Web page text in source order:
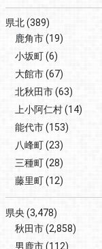
県北(389)
鹿角市(19)
小坂町(6)
大館市(67)
北秋田市(63)
上小阿仁村(14)
能代市(153)
八峰町(23)
三種町(28)
藤里町(12)
県央(3,478)
秋田市(2,858)
男鹿市(112)